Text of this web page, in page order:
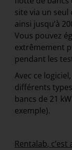
site via un
ainsi jusqu’à
Vous pouvez
extrêmement
pendant les
Avec ce
différents
bancs de 21
exemple).
Rentalab, c’est